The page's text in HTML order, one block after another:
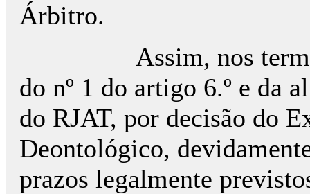
Árbitro.
Assim, nos termos e
do nº 1 do artigo 6.º e da
do RJAT, por decisão do
Deontológico,
prazos legalmente